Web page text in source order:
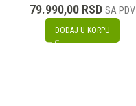
79.990,00 RSD SA PDV
DODAJ U KORPU